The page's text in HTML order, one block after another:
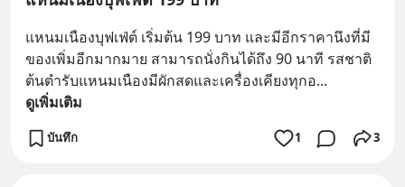
แหนมเนืองบุฟเฟ่ต์ เริ่มต้น 199 บาท และมีอีกราคานึงที่มี
ของเพิ่มอีกมากมาย สามารถนั่งกินได้ถึง 90 นาที รสชาติ
ต้นตำรับแหนมเนืองมีผักสดและเครื่องเคียงทุกอ...
ดูเพิ่มเติม
บันทึก 1 3